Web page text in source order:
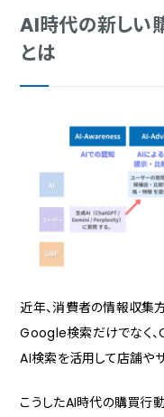
AI時代の新しい
とは
近年、消費者の情報収集
Google検索だけでなく
AI検索を活用して店舗や
こうしたAI時代の購買行